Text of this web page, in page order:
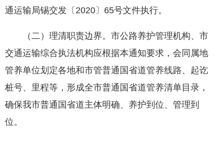
通运输局锡交发〔2020〕65号文件执行。
（二）理清职责边界。市公路养护管理机构、市
交通运输综合执法机构应根据本通知要求，会同属地
管养单位划定各地和市管普通国省道管养线路、起讫
桩号、里程等，形成全市普通国省道管养清单目录，
确保我市普通国省道主体明确、养护到位、管理到
位。